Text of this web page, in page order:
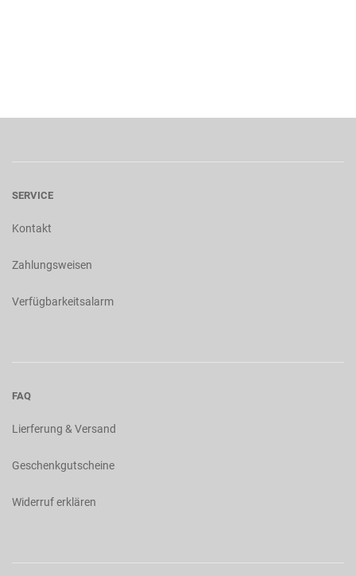
SERVICE
Kontakt
Zahlungsweisen
Verfügbarkeitsalarm
FAQ
Lierferung & Versand
Geschenkgutscheine
Widerruf erklären